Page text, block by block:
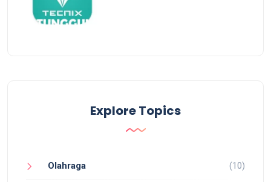
Explore Topics
Olahraga (10)